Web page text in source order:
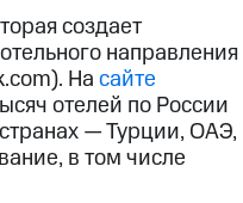
создает
направления
Насайте
отелей по России
— Турции, ОАЭ,
в том числе